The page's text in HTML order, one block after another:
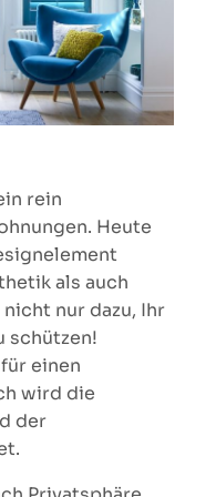
rein
Heute
als auch
nur dazu, Ihr
schützen!
einen
wird die
der